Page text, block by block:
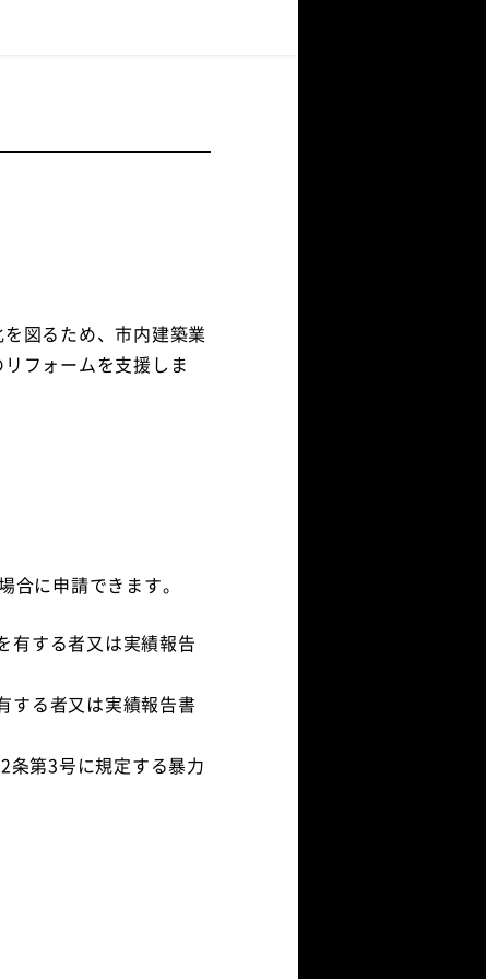
図るため、市内建築業
フォームを支援しま
に申請できます。
有する者又は実績報告
する者又は実績報告書
条第3号に規定する暴力